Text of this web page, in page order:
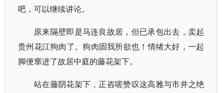
吧，可以继续讲论。
原来隔壁即是马连良故居，但已承包出去，卖起
贵州花江狗肉了。狗肉固我所欲也！情绪大好，一起
脚便窜进了故居中庭的藤花架下。
站在藤阴花架下，正咨嗟赞叹这高雅与市井之绝